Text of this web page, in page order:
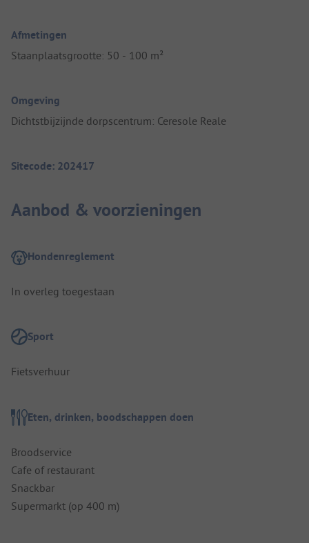
Afmetingen
Staanplaatsgrootte: 50 - 100 m²
Omgeving
Dichtstbijzijnde dorpscentrum: Ceresole Reale
Sitecode: 202417
Aanbod & voorzieningen
Hondenreglement
In overleg toegestaan
Sport
Fietsverhuur
Eten, drinken, boodschappen doen
Broodservice
Cafe of restaurant
Snackbar
Supermarkt (op 400 m)